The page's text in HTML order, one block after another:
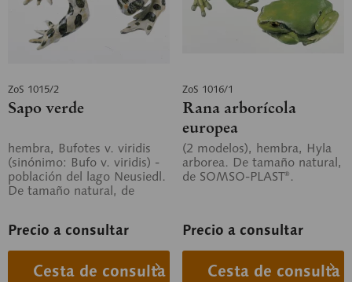
ZoS 1015/2
Sapo verde
hembra, Bufotes v. viridis
(sinónimo: Bufo v. viridis) -
población del lago Neusiedl.
De tamaño natural, de
Precio a consultar
Cesta de consulta
ZoS 1016/1
Rana arborícola
europea
(2 modelos), hembra, Hyla
arborea. De tamaño natural,
de SOMSO-PLAST®.
Precio a consultar
Cesta de consulta